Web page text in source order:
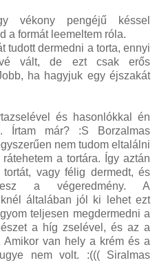
vékony pengéjű késsel
a formát leemeltem róla.
tudott dermedni a torta, ennyi
vált, de ezt csak erős
ha hagyjuk egy éjszakát
és hasonlókkal én
Írtam már? :S Borzalmas
nem tudom eltalálni
a tortára. Így aztán
vagy félig dermedt, és
a végeredmény. A
általában jól ki lehet ezt
teljesen megdermedni a
a híg zselével, és az a
Amikor van hely a krém és a
nem volt. :((( Siralmas